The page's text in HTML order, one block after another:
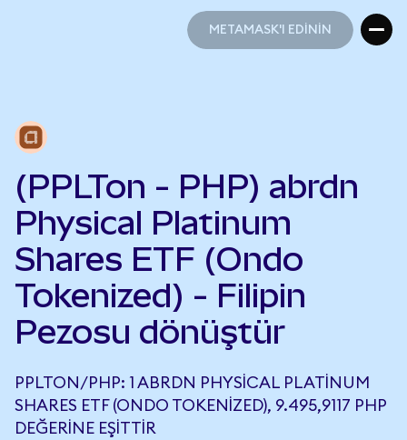
METAMASK'I EDİNİN
(PPLTon - PHP) abrdn
Physical Platinum
Shares ETF (Ondo
Tokenized) - Filipin
Pezosu dönüştür
PPLTON/PHP: 1 ABRDN PHYSICAL PLATINUM
SHARES ETF (ONDO TOKENIZED), 9.495,9117 PHP
DEĞERINE EŞITTIR